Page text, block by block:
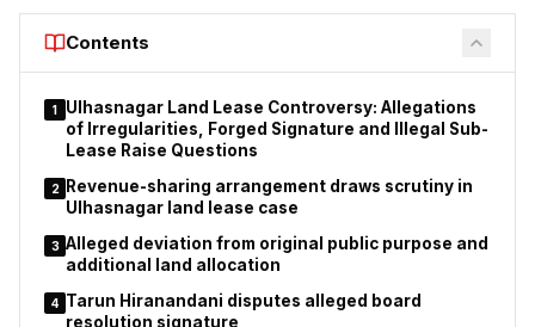
donations.
Contents
1
Ulhasnagar Land Lease Controversy: Allegations
of Irregularities, Forged Signature and Illegal Sub-
Lease Raise Questions
2
Revenue-sharing arrangement draws scrutiny in
Ulhasnagar land lease case
3 Alleged deviation from original public purpose and
additional land allocation
4 Tarun Hiranandani disputes alleged board
resolution signature